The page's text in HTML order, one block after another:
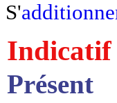
S'
Indicatif
Présent